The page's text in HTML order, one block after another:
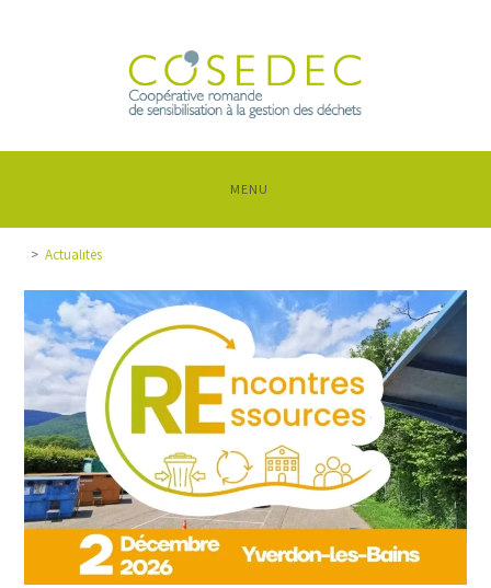
MENU
> Actualités